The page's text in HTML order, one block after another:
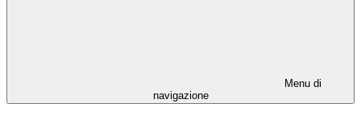
Menu di
navigazione